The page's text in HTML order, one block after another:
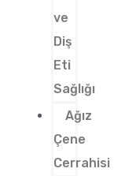
ve
Diş
Eti
Sağlığı
Ağız
Çene
Cerrahisi